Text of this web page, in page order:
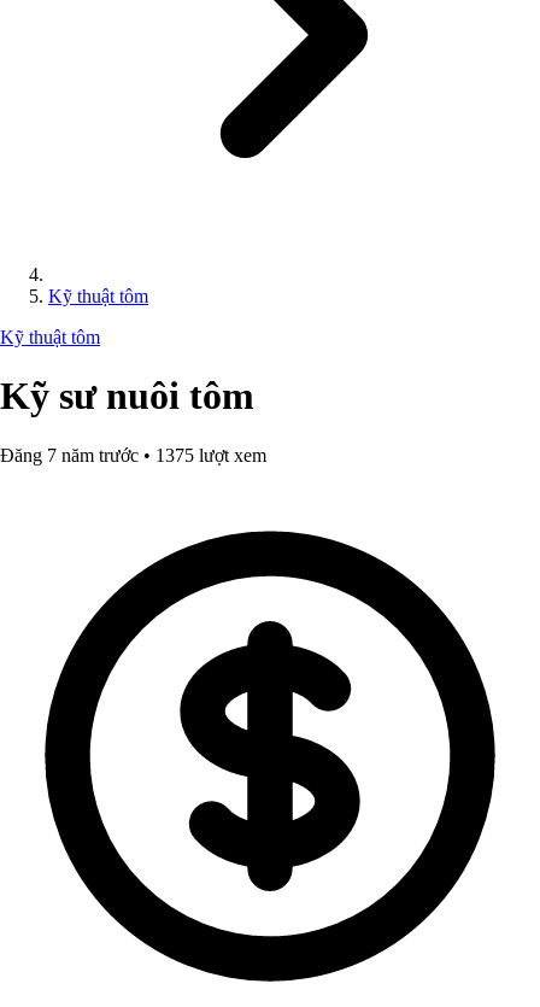
Kỹ thuật tôm
Kỹ thuật tôm
Kỹ sư nuôi tôm
Đăng 7 năm trước • 1375 lượt xem